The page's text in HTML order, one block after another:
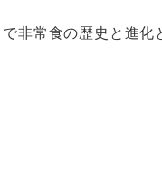
非常食の歴史と進化